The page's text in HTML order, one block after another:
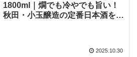
1800ml｜燗でも冷やでも旨い！
秋田・小玉醸造の定番日本酒を徹
2025.10.30